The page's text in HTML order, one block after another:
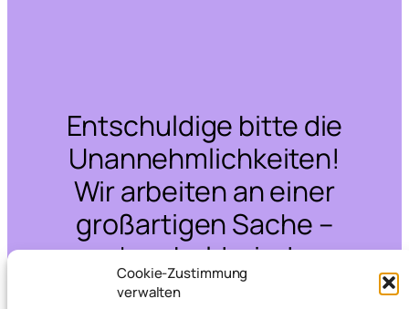
Cookie-Zustimmung
verwalten
Entschuldige bitte die
Unannehmlichkeiten!
Wir arbeiten an einer
großartigen Sache –
schau bald wieder
vorbei!